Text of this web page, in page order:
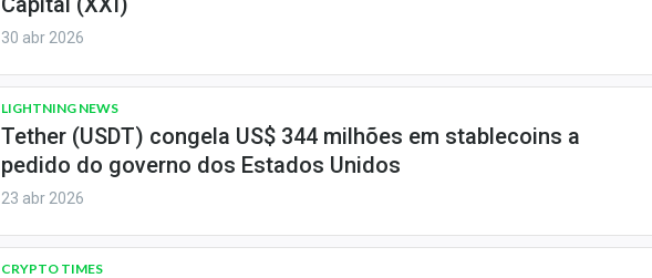
30 abr 2026
LIGHTNING NEWS
Tether (USDT) congela US$ 344 milhões em stablecoins a
pedido do governo dos Estados Unidos
23 abr 2026
CRYPTO TIMES